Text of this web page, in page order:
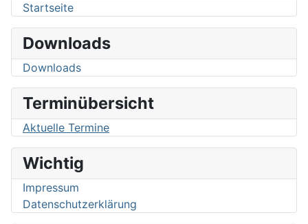
Startseite
Downloads
Downloads
Terminübersicht
Aktuelle Termine
Wichtig
Impressum
Datenschutzerklärung